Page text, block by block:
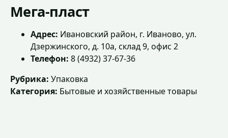
Мега-пласт
Адрес: Ивановский район, г. Иваново, ул.
Дзержинского, д. 10а, склад 9, офис 2
Телефон: 8 (4932) 37-67-36
Рубрика: Упаковка
Категория: Бытовые и хозяйственные товары